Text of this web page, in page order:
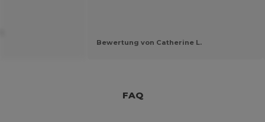
Bewertung von Catherine L.
FAQ